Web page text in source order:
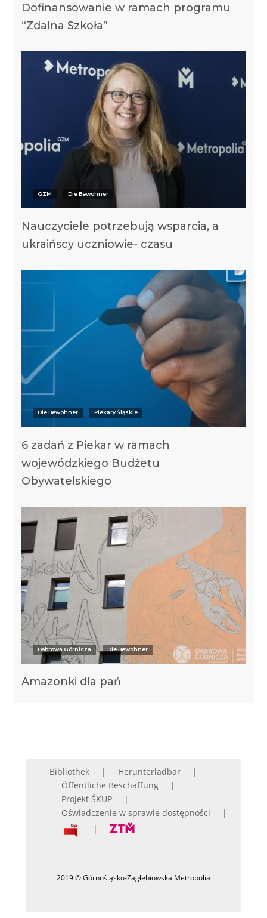
Dofinansowanie w ramach programu
“Zdalna Szkoła”
GZM Die Bewohner
Nauczyciele potrzebują wsparcia, a
ukraińscy uczniowie- czasu
Die Bewohner Piekary Śląskie
6 zadań z Piekar w ramach
wojewódzkiego Budżetu
Obywatelskiego
Dąbrowa Górnicza Die Bewohner
Amazonki dla pań
Bibliothek
Herunterladbar
Öffentliche Beschaffung
Projekt ŚKUP
Oświadczenie w sprawie dostępności
2019 © Górnośląsko-Zagłębiowska Metropolia